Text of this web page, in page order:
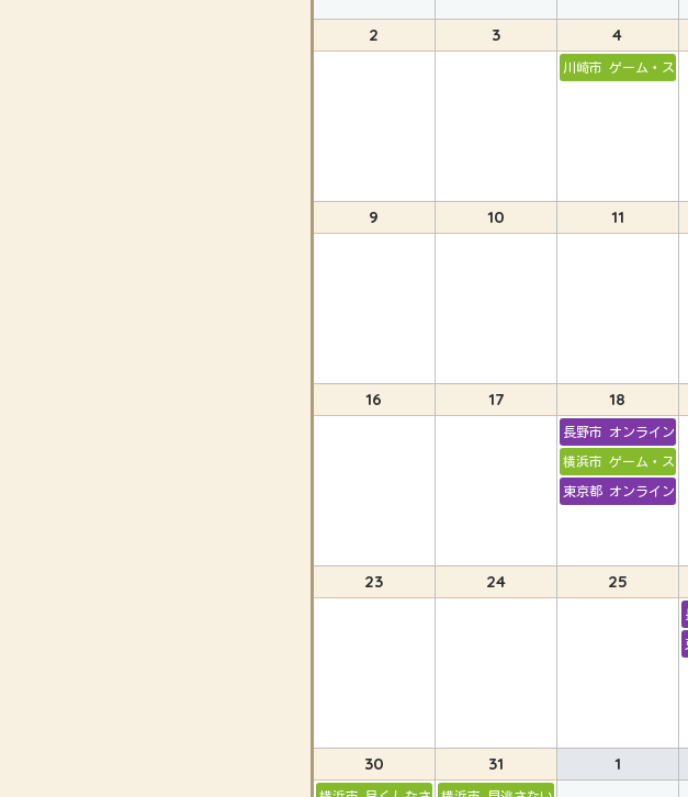
2 3 4
川崎市 ゲーム・スマ
9 10 11
16 17 18
長野市 オンライン
横浜市 ゲーム・スマ
東京都 オンライン
23 24 25
30 31 1